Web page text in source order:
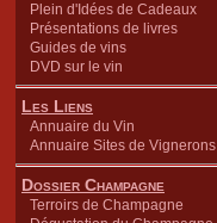
Plein d'Idées de Cadeaux
Présentations de livres
Guides de vins
DVD sur le vin
Les Liens
Annuaire du Vin
Annuaire Sites de Vignerons
Dossier Champagne
Terroirs de Champagne